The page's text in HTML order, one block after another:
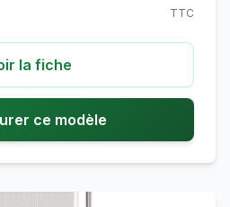
TTC
la fiche
ce modèle